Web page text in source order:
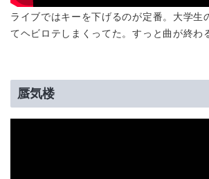
ライブではキーを下げるのが定番。大学生
てヘビロテしまくってた。すっと曲が終わ
蜃気楼